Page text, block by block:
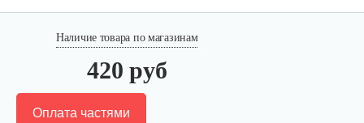
420 руб
Наличие товара по магазинам
Оплата частями